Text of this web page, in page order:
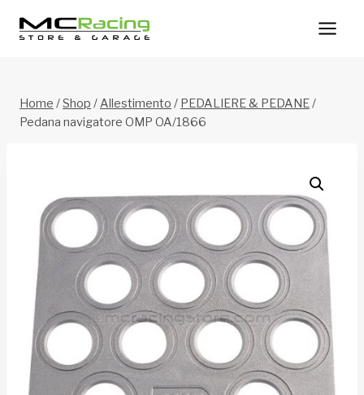
Home /Shop /Allestimento / PEDALIERE & PEDANE/
Pedana navigatore OMP OA/1866